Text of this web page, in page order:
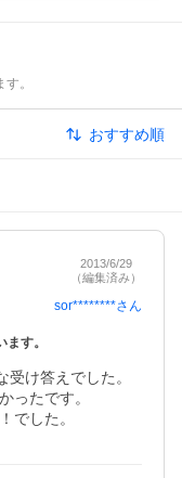
。
おすすめ順
2013/6/29
（編集済み）
sor********さん
す。
け答えでした。
でした。